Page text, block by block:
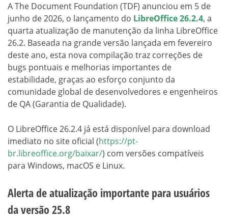
A The Document Foundation (TDF) anunciou em 5 de
junho de 2026, o lançamento do LibreOffice 26.2.4, a
quarta atualização de manutenção da linha LibreOffice
26.2. Baseada na grande versão lançada em fevereiro
deste ano, esta nova compilação traz correções de
bugs pontuais e melhorias importantes de
estabilidade, graças ao esforço conjunto da
comunidade global de desenvolvedores e engenheiros
de QA (Garantia de Qualidade).
O LibreOffice 26.2.4 já está disponível para download
imediato no site oficial (https://pt-
br.libreoffice.org/baixar/) com versões compatíveis
para Windows, macOS e Linux.
Alerta de atualização importante para usuários
da versão 25.8